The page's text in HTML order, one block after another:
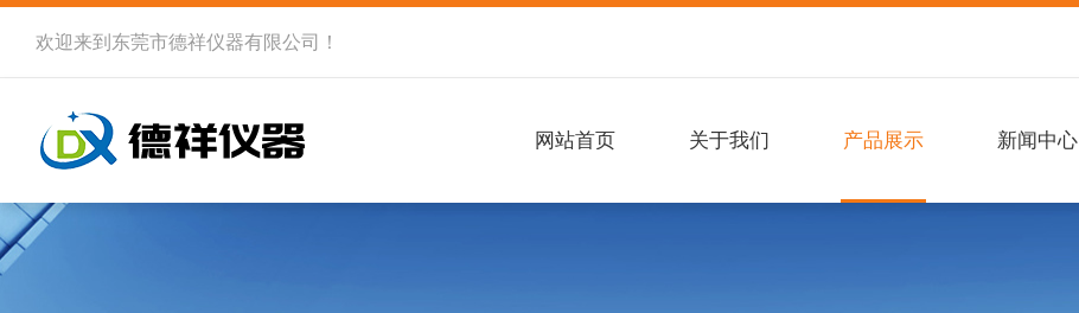
欢迎来到 东莞市德祥仪器有限公司 ！
网站首页 关于我们 产品展示 新闻中心